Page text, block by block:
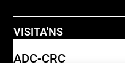
ADC-CRC
VISITA'NS
C/ de la Innovació, 2